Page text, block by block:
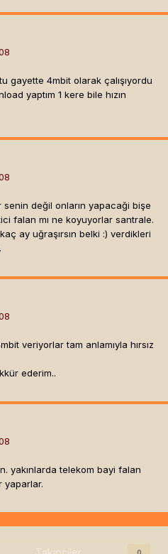
gayette 4mbit olarak çalışıyordu
yaptım 1 kere bile hızın
senin değil onların yapacaği bişe
falan mı ne koyuyorlar santrale.
ay uğraşırsın belki :) verdikleri
veriyorlar tam anlamıyla hırsız
ederim..
yakınlarda telekom bayi falan
yaparlar.